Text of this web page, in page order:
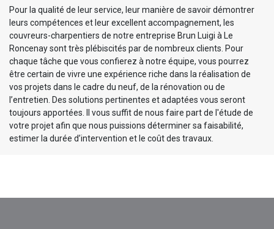
Pour la qualité de leur service, leur manière de savoir démontrer
leurs compétences et leur excellent accompagnement, les
couvreurs-charpentiers de notre entreprise Brun Luigi à Le
Roncenay sont très plébiscités par de nombreux clients. Pour
chaque tâche que vous confierez à notre équipe, vous pourrez
être certain de vivre une expérience riche dans la réalisation de
vos projets dans le cadre du neuf, de la rénovation ou de
l’entretien. Des solutions pertinentes et adaptées vous seront
toujours apportées. Il vous suffit de nous faire part de l'étude de
votre projet afin que nous puissions déterminer sa faisabilité,
estimer la durée d’intervention et le coût des travaux.